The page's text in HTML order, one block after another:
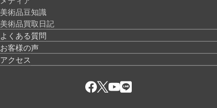
美術品豆知識
美術品買取日記
よくある質問
お客様の声
アクセス